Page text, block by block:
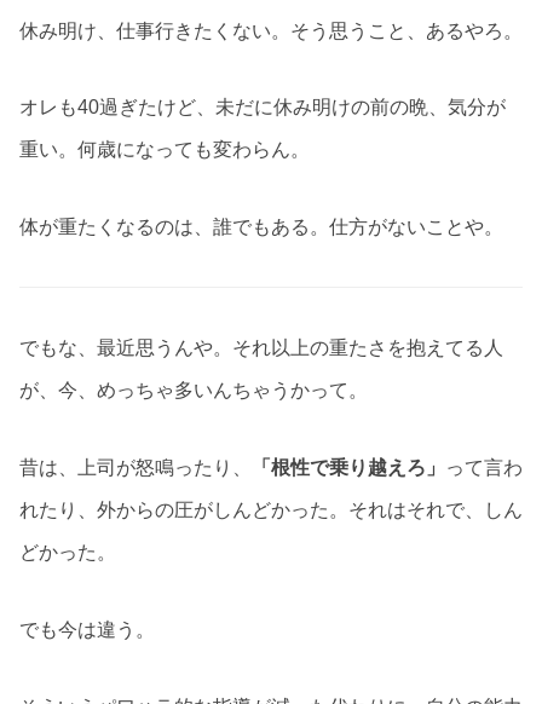
休み明け、仕事行きたくない。そう思うこと、あるやろ。
オレも40過ぎたけど、未だに休み明けの前の晩、気分が
重い。何歳になっても変わらん。
体が重たくなるのは、誰でもある。仕方がないことや。
でもな、最近思うんや。それ以上の重たさを抱えてる人
が、今、めっちゃ多いんちゃうかって。
昔は、上司が怒鳴ったり、 「根性で乗り越えろ」 って言わ
れたり、外からの圧がしんどかった。それはそれで、しん
どかった。
でも今は違う。